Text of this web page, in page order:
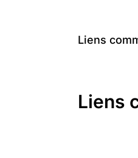
Liens
Liens